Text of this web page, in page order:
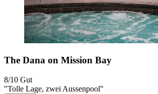
The Dana on Mission Bay
8/10 Gut
"Tolle Lage, zwei Aussenpool"